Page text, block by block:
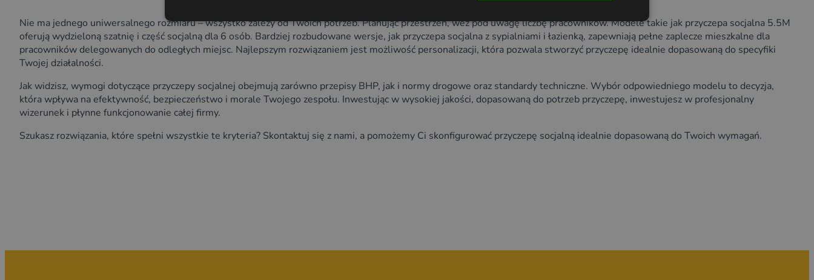
Nie ma jednego uniwersalnego rozmiaru – wszystko zależy od Twoich potrzeb. Planując przestrzeń, weź pod uwagę liczbę pracowników. Modele takie jak przyczepa socjalna 5.5M
oferują wydzieloną szatnię i część socjalną dla 6 osób. Bardziej rozbudowane wersje, jak przyczepa socjalna z sypialniami i łazienką, zapewniają pełne zaplecze mieszkalne dla
pracowników delegowanych do odległych miejsc. Najlepszym rozwiązaniem jest możliwość personalizacji, która pozwala stworzyć przyczepę idealnie dopasowaną do specyfiki
Twojej działalności.
Jak widzisz, wymogi dotyczące przyczepy socjalnej obejmują zarówno przepisy BHP, jak i normy drogowe oraz standardy techniczne. Wybór odpowiedniego modelu to decyzja,
która wpływa na efektywność, bezpieczeństwo i morale Twojego zespołu. Inwestując w wysokiej jakości, dopasowaną do potrzeb przyczepę, inwestujesz w profesjonalny
wizerunek i płynne funkcjonowanie całej firmy.
Szukasz rozwiązania, które spełni wszystkie te kryteria? Skontaktuj się z nami, a pomożemy Ci skonfigurować przyczepę socjalną idealnie dopasowaną do Twoich wymagań.